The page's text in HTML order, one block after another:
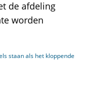
de afdeling
worden
staan als het kloppende